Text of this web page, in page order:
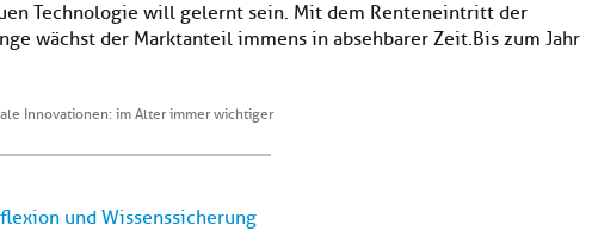
Technologie will gelernt sein. Mit dem Renteneintritt der
wächst der Marktanteil immens in absehbarer Zeit.Bis zum Jahr
Innovationen: im Alter immer wichtiger
und Wissenssicherung